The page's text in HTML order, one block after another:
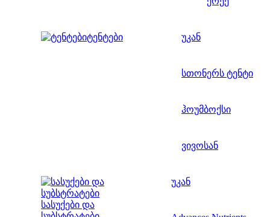
ტენტები უკან
სთონერს ტენტი
ჰოუმბოქსი
ვივოსან
სასუქები და
უკან